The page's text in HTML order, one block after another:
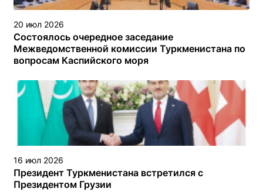
20 июл 2026
Состоялось очередное заседание
Межведомственной комиссии Туркменистана по
вопросам Каспийского моря
16 июл 2026
Президент Туркменистана встретился с
Президентом Грузии